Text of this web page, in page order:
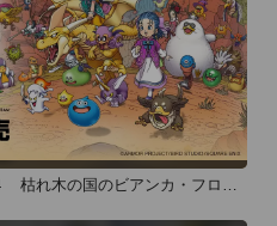
枯れ木の国のビアンカ・フロー